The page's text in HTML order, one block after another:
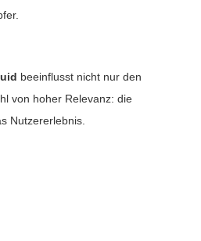
beeinflusst nicht nur den
von hoher Relevanz: die
Nutzererlebnis.